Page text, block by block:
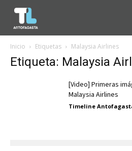
Inicio Etiquetas Malaysia Airlines
Etiqueta: Malaysia
[Video] Primeras
Malaysia Airlines
Timeline